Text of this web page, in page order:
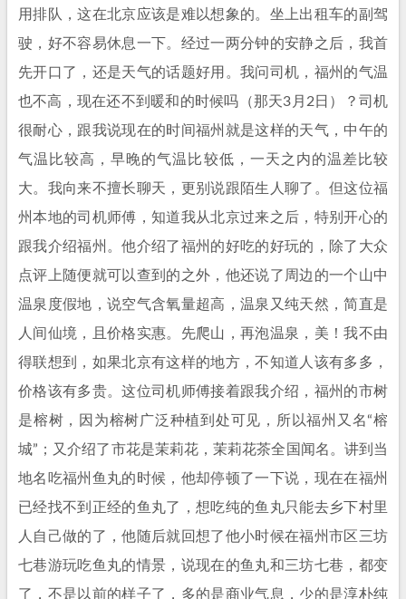
用排队，这在北京应该是难以想象的。坐上出租车的副驾
驶，好不容易休息一下。经过一两分钟的安静之后，我首
先开口了，还是天气的话题好用。我问司机，福州的气温
也不高，现在还不到暖和的时候吗（那天3月2日）？司机
很耐心，跟我说现在的时间福州就是这样的天气，中午的
气温比较高，早晚的气温比较低，一天之内的温差比较
大。我向来不擅长聊天，更别说跟陌生人聊了。但这位福
州本地的司机师傅，知道我从北京过来之后，特别开心的
跟我介绍福州。他介绍了福州的好吃的好玩的，除了大众
点评上随便就可以查到的之外，他还说了周边的一个山中
温泉度假地，说空气含氧量超高，温泉又纯天然，简直是
人间仙境，且价格实惠。先爬山，再泡温泉，美！我不由
得联想到，如果北京有这样的地方，不知道人该有多多，
价格该有多贵。这位司机师傅接着跟我介绍，福州的市树
是榕树，因为榕树广泛种植到处可见，所以福州又名“榕
城”；又介绍了市花是茉莉花，茉莉花茶全国闻名。讲到当
地名吃福州鱼丸的时候，他却停顿了一下说，现在在福州
已经找不到正经的鱼丸了，想吃纯的鱼丸只能去乡下村里
人自己做的了，他随后就回想了他小时候在福州市区三坊
七巷游玩吃鱼丸的情景，说现在的鱼丸和三坊七巷，都变
了，不是以前的样子了，多的是商业气息，少的是淳朴纯